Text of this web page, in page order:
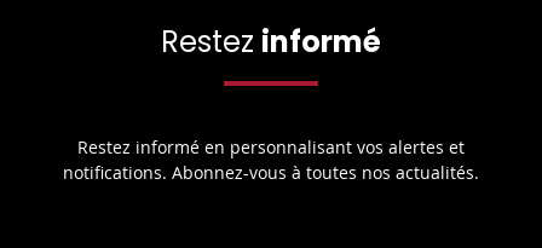
Restez informé
Restez informé en personnalisant vos alertes et
notifications. Abonnez-vous à toutes nos actualités.